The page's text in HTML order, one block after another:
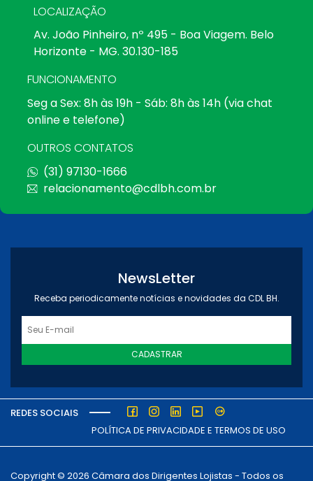
LOCALIZAÇÃO
Av. João Pinheiro, nº 495 - Boa Viagem. Belo
Horizonte - MG. 30.130-185
FUNCIONAMENTO
Seg a Sex: 8h às 19h - Sáb: 8h às 14h (via chat
online e telefone)
OUTROS CONTATOS
(31) 97130-1666
relacionamento@cdlbh.com.br
NewsLetter
Receba periodicamente notícias e novidades da CDL BH.
CADASTRAR
REDES SOCIAIS
POLÍTICA DE PRIVACIDADE E TERMOS DE USO
Copyright © 2026 Câmara dos Dirigentes Lojistas - Todos os